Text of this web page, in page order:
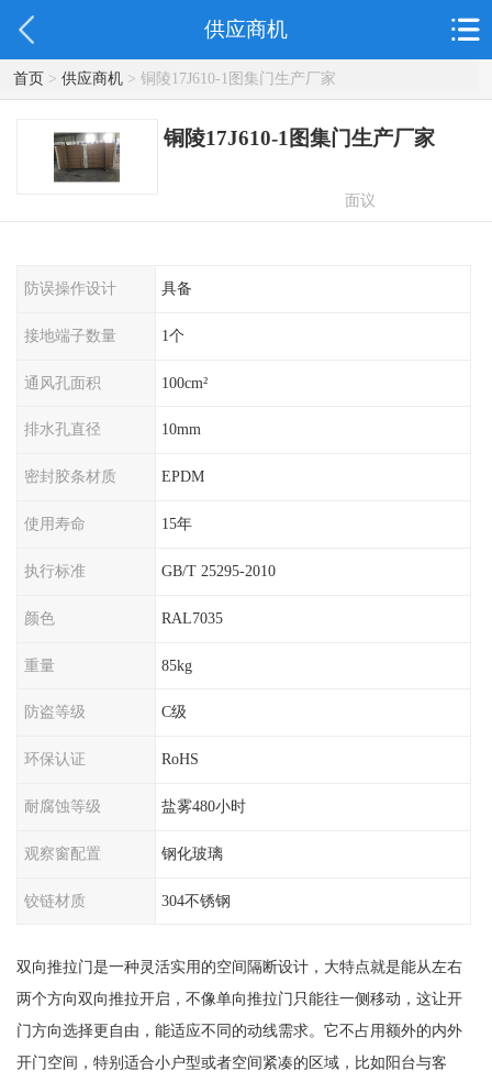
供应商机
首页> 供应商机> 铜陵17J610-1图集门生产厂家
铜陵17J610-1图集门生产厂家
面议
防误操作设计 具备
接地端子数量 1个
通风孔面积 100cm²
排水孔直径 10mm
密封胶条材质 EPDM
使用寿命 15年
执行标准 GB/T 25295-2010
颜色 RAL7035
重量 85kg
防盗等级 C级
环保认证 RoHS
耐腐蚀等级 盐雾480小时
观察窗配置 钢化玻璃
铰链材质 304不锈钢
双向推拉门是一种灵活实用的空间隔断设计，大特点就是能从左右
两个方向双向推拉开启，不像单向推拉门只能往一侧移动，这让开
门方向选择更自由，能适应不同的动线需求。它不占用额外的内外
开门空间，特别适合小户型或者空间紧凑的区域，比如阳台与客